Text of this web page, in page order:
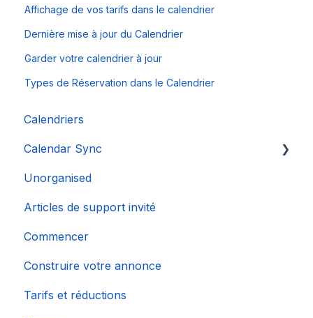
Affichage de vos tarifs dans le calendrier
Dernière mise à jour du Calendrier
Garder votre calendrier à jour
Types de Réservation dans le Calendrier
Calendriers
Calendar Sync
Importation de calendriers populaires
Unorganised
Articles de support invité
Commencer
Construire votre annonce
Tarifs et réductions